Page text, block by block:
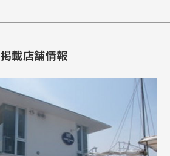
掲載店舗情報